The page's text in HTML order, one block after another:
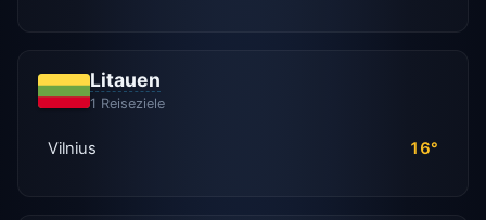
Litauen
1 Reiseziele
Vilnius 16°